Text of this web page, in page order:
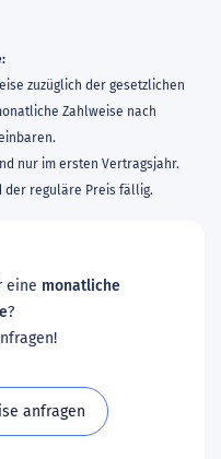
zuzüglich der gesetzlichen
Zahlweise nach
nur im ersten Vertragsjahr.
der reguläre Preis fällig.
eine monatliche
?
anfragen